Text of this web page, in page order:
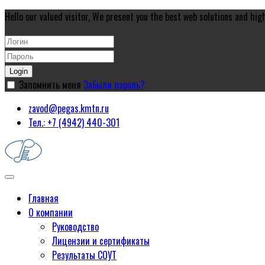
Hello our valued visitor, We present you the best web solutions and
Login
Запомнить меня Забыли пароль?
zavod@pegas.kmtn.ru
Тел.: +7 (4942) 440-301
Главная
О компании
Руководство
Лицензии и сертификаты
Результаты СОУТ